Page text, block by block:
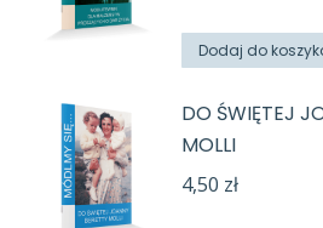
Dodaj do
DO ŚWIĘTEJ
MOLLI
4,50 zł